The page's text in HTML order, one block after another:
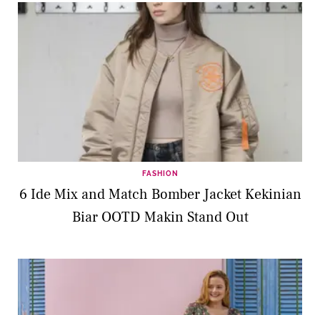
FASHION
6 Ide Mix and Match Bomber Jacket Kekinian
Biar OOTD Makin Stand Out